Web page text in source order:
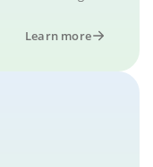
Learn more